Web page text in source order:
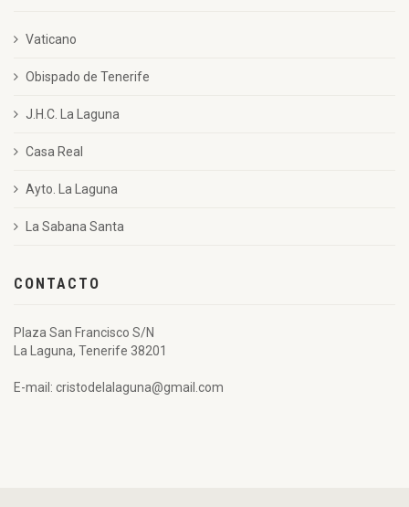
Vaticano
Obispado de Tenerife
J.H.C. La Laguna
Casa Real
Ayto. La Laguna
La Sabana Santa
CONTACTO
Plaza San Francisco S/N
La Laguna, Tenerife 38201
E-mail: cristodelalaguna@gmail.com